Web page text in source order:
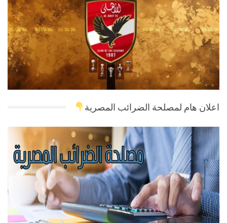
اعلان هام لمصلحة الضرائب المصرية